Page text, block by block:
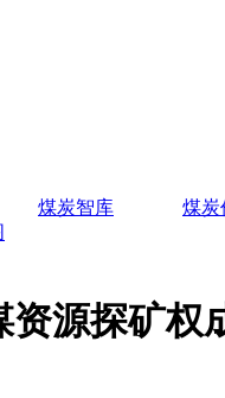
煤炭智库 煤炭
源探矿权